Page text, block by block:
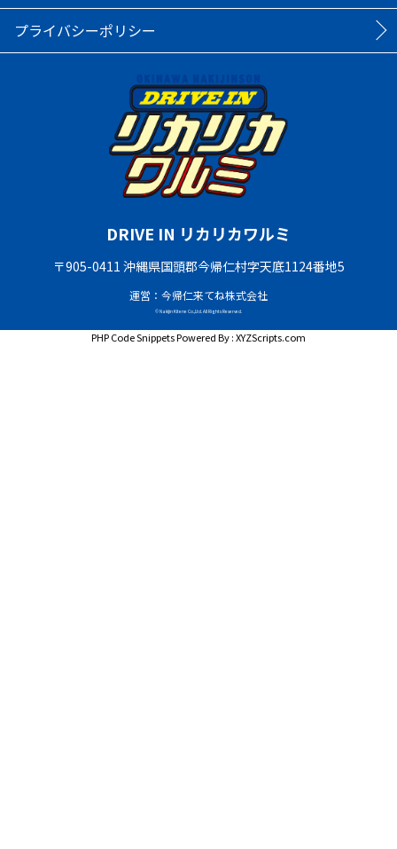
プライバシーポリシー
DRIVE IN リカリカワルミ
〒905-0411 沖縄県国頭郡今帰仁村字天底1124番地5
運営：今帰仁来てね株式会社
© Nakijin Kitene Co.,Ltd. All Rights Reserved.
PHP Code SnippetsPowered By :XYZScripts.com